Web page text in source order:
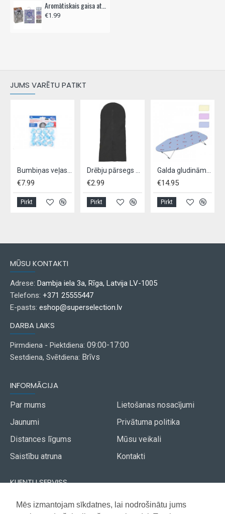
Mēs izmantojam sīkdatnes, lai nodrošinātu jums
€1.99
JUMS VARĒTU PATIKT
€7.99
Pirkt
€2.99
Pirkt
€14.95
Pirkt
MŪSU KONTAKTI
Adrese: Dambja iela 3a, Rīga, Latvija LV-1005
Telefons: +371 25555447
E-pasts: eshop@superselection.lv
DARBA LAIKS
Pirmdiena - Piektdiena: 09:00-17:00
Sestdiena, Svētdiena: Brīvs
INFORMĀCIJA
Par mums
Jaunumi
Distances līgums
Saistību atruna
Lietošanas nosacījumi
Privātuma politika
Mūsu veikali
Kontakti
KLIENTU SERVISS
Piegāde
Akcijas avīze